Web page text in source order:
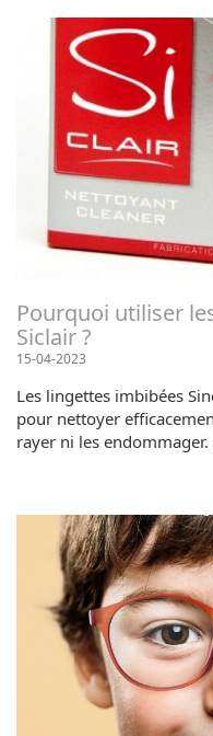
Pourquoi utiliser
Siclair ?
15-04-2023
Les lingettes imbibées
pour nettoyer
rayer ni les